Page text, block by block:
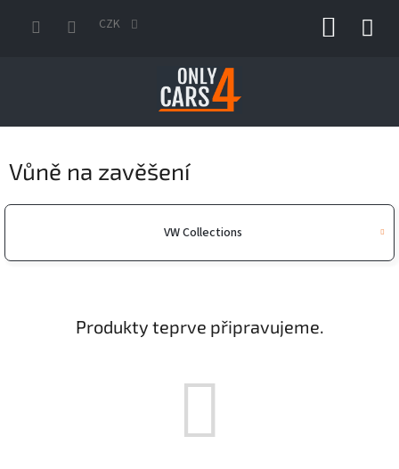
CZK
Vůně na zavěšení
VW Collections
Produkty teprve připravujeme.